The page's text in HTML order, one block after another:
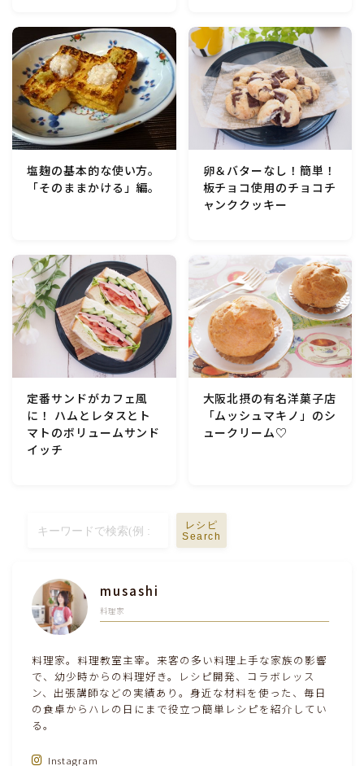
塩麹の基本的な使い方。
「そのままかける」編。
卵＆バターなし！簡単！
板チョコ使用のチョコチ
ャンククッキー
定番サンドがカフェ風
に！ ハムとレタスとト
マトのボリュームサンド
イッチ
大阪北摂の有名洋菓子店
「ムッシュマキノ」のシ
ュークリーム♡
レシピ
Search
musashi
料理家
料理家。料理教室主宰。来客の多い料理上手な家族の影響
で、幼少時からの料理好き。レシピ開発、コラボレッス
ン、出張講師などの実績あり。身近な材料を使った、毎日
の食卓からハレの日にまで役立つ簡単レシピを紹介してい
る。
Instagram